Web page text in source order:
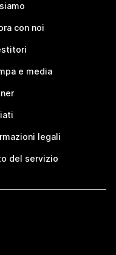
con noi
e media
legali
del servizio